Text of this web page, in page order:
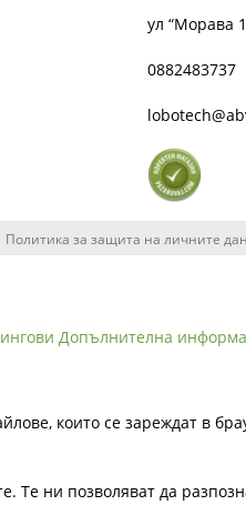
ул “Морава
0882483737
Политика за защита на личните
Допълнителна
които се зареждат в
Те ни позволяват да